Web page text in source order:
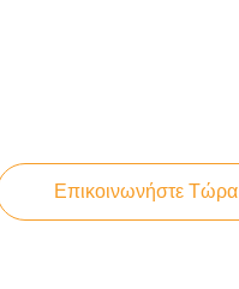
Επικοινωνήστε Τώρα